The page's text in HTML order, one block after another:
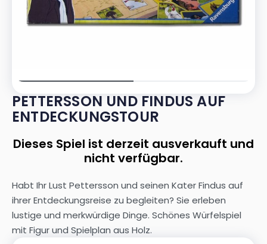
PETTERSSON UND FINDUS AUF
ENTDECKUNGSTOUR
Dieses Spiel ist derzeit ausverkauft und
nicht verfügbar.
Habt Ihr Lust Pettersson und seinen Kater Findus auf
ihrer Entdeckungsreise zu begleiten? Sie erleben
lustige und merkwürdige Dinge. Schönes Würfelspiel
mit Figur und Spielplan aus Holz.